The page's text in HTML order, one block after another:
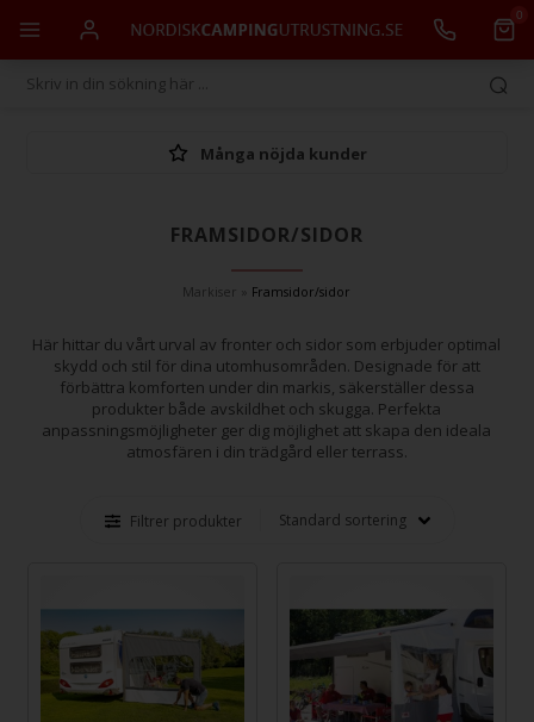
0
Många nöjda kunder
FRAMSIDOR/SIDOR
Markiser Framsidor/sidor
Här hittar du vårt urval av fronter och sidor som erbjuder optimal
skydd och stil för dina utomhusområden. Designade för att
förbättra komforten under din markis, säkerställer dessa
produkter både avskildhet och skugga. Perfekta
anpassningsmöjligheter ger dig möjlighet att skapa den ideala
atmosfären i din trädgård eller terrass.
Filtrer produkter